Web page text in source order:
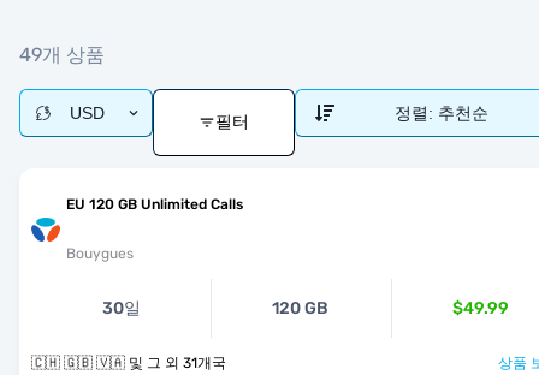
49개 상품
USD 필터 정렬: 추천순
EU 120 GB Unlimited Calls
Bouygues
30일 120 GB $49.99
🇨🇭 🇬🇧 🇻🇦 및 그 외 31개국 상품